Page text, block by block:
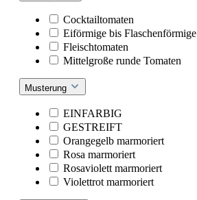
Cocktailtomaten
Eiförmige bis Flaschenförmige
Fleischtomaten
Mittelgroße runde Tomaten
Musterung
EINFARBIG
GESTREIFT
Orangegelb marmoriert
Rosa marmoriert
Rosaviolett marmoriert
Violettrot marmoriert